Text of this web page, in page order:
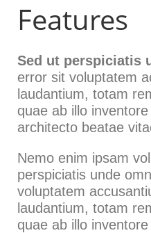
Features
Sed ut perspiciatis
error sit voluptatem
laudantium, totam
quae ab illo
architecto beatae
Nemo enim ipsam
perspiciatis unde
voluptatem
laudantium, totam
quae ab illo